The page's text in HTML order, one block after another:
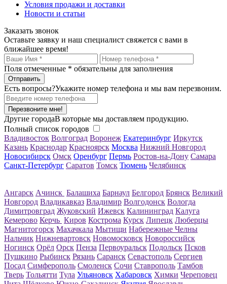
Условия продажи и доставки
Новости и статьи
Заказать звонок
Оставьте заявку и наш специалист свяжется с вами в
ближайшее время!
Поля отмеченные * обязательны для заполнения
Есть вопросы?Укажите номер телефона и мы вам перезвоним.
Перезвоните мне!
Другие городаВ которые мы доставляем продукцию.
Полный список городов
Владивосток Волгоград Воронеж Екатеринбург Иркутск
Казань Краснодар Красноярск Москва Нижний Новгород
Новосибирск Омск Оренбург Пермь Ростов-на-Дону Самара
Санкт-Петербург Саратов Томск Тюмень Челябинск
Ангарск Ачинск Балашиха Барнаул Белгород Брянск Великий
Новгород Владикавказ Владимир Волгодонск Вологда
Димитровград Жуковский Ижевск Калининград Калуга
Кемерово Керчь Киров Кострома Курск Липецк Люберцы
Магнитогорск Махачкала Мытищи Набережные Челны
Нальчик Нижневартовск Новомосковск Новороссийск
Ногинск Орёл Орск Пенза Первоуральск Подольск Псков
Пушкино Рыбинск Рязань Саранск Севастополь Сергиев
Посад Симферополь Смоленск Сочи Ставрополь Тамбов
Тверь Тольятти Тула Ульяновск Хабаровск Химки Череповец